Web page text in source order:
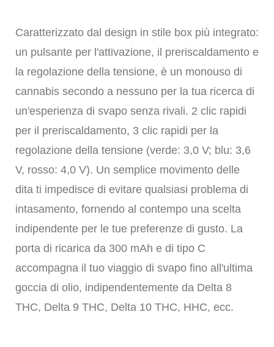
Caratterizzato dal design in stile box più integrato:
un pulsante per l'attivazione, il preriscaldamento e
la regolazione della tensione, è un monouso di
cannabis secondo a nessuno per la tua ricerca di
un'esperienza di svapo senza rivali. 2 clic rapidi
per il preriscaldamento, 3 clic rapidi per la
regolazione della tensione (verde: 3,0 V; blu: 3,6
V, rosso: 4,0 V). Un semplice movimento delle
dita ti impedisce di evitare qualsiasi problema di
intasamento, fornendo al contempo una scelta
indipendente per le tue preferenze di gusto. La
porta di ricarica da 300 mAh e di tipo C
accompagna il tuo viaggio di svapo fino all'ultima
goccia di olio, indipendentemente da Delta 8
THC, Delta 9 THC, Delta 10 THC, HHC, ecc.